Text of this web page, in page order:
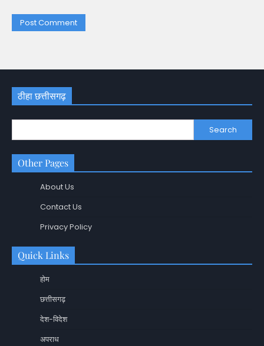
ठीहा छत्तीसगढ़
Search
Other Pages
About Us
Contact Us
Privacy Policy
Quick Links
होम
छत्तीसगढ़
देश-विदेश
अपराध